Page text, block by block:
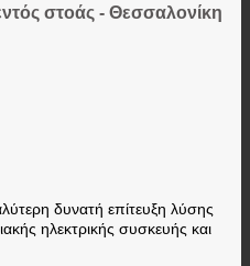
στοάς - Θεσσαλονίκη
δυνατή επίτευξη λύσης
ηλεκτρικής συσκευής και